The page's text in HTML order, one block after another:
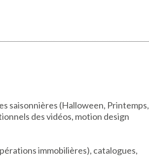
saisonnières (Halloween, Printemps,
des vidéos, motion design
immobilières), catalogues,